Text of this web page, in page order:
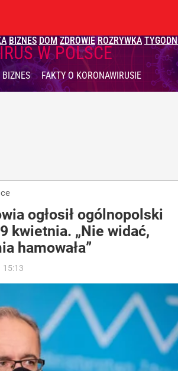
BIZNES DOM ZDROWIE ROZRYWKA
W POLSCE
BIZNES FAKTYO KORONAWIRUSIE
ogłosił ogólnopolski
kwietnia. „Nie widać,
hamowała”
15:13